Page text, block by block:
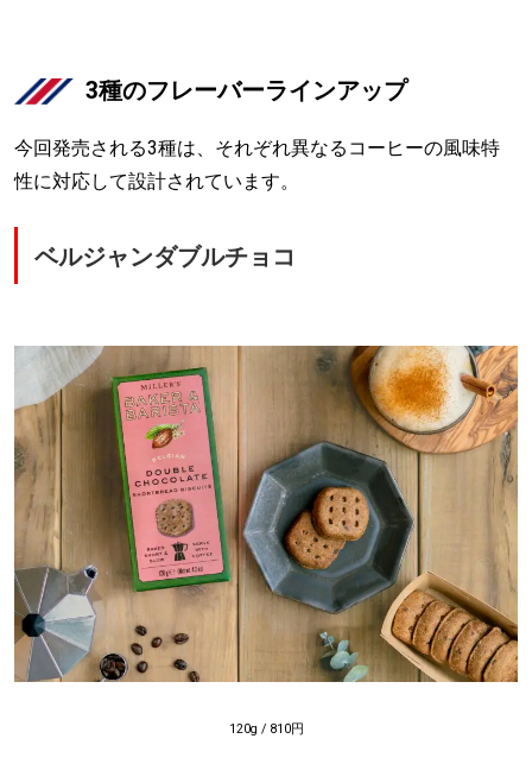
3種のフレーバーラインアップ
今回発売される3種は、それぞれ異なるコーヒーの風味特
性に対応して設計されています。
ベルジャンダブルチョコ
120g / 810円